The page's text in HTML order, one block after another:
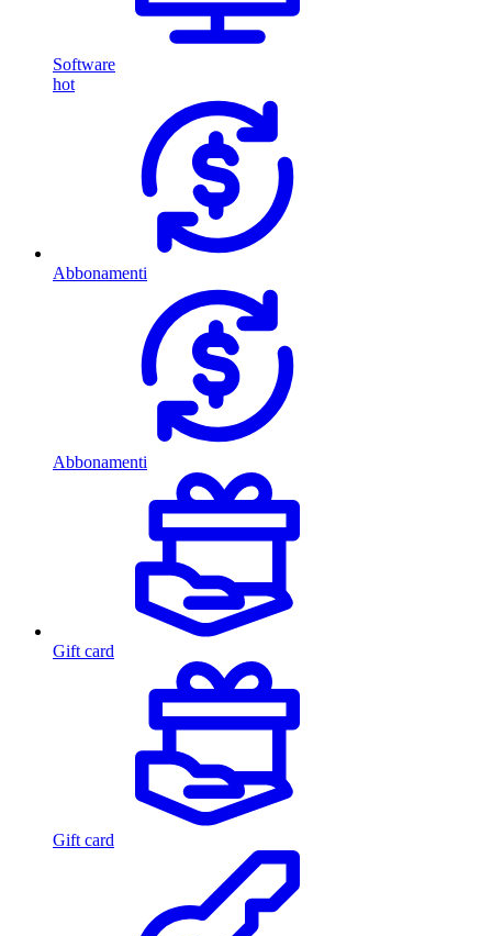
Software
hot
Abbonamenti
Abbonamenti
Gift card
Gift card